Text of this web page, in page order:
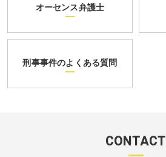
オーセンス弁護士
刑事事件のよくある質問
CONTACT